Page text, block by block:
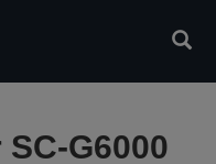
G6000